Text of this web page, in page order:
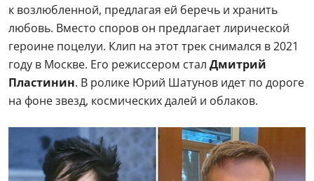
к возлюбленной, предлагая ей беречь и хранить
любовь. Вместо споров он предлагает лирической
героине поцелуи. Клип на этот трек снимался в 2021
году в Москве. Его режиссером стал Дмитрий
Пластинин. В ролике Юрий Шатунов идет по дороге
на фоне звезд, космических далей и облаков.